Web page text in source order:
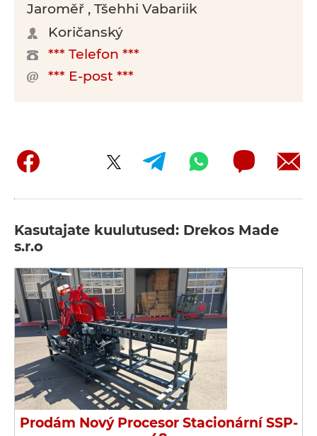
Jaroměř , Tšehhi Vabariik
Koričanský
*** Telefon ***
*** E-post ***
Kasutajate kuulutused: Drekos Made
s.r.o
Prodám Nový Procesor Stacionární SSP-